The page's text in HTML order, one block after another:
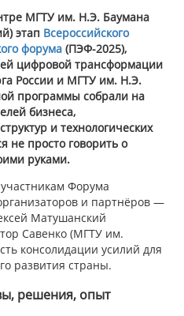
МГТУ им. Н.Э. Баумана
этап Всероссийского
форума (ПЭФ-2025),
цифровой трансформации
России и МГТУ им. Н.Э.
программы собрали на
бизнеса,
и технологических
не просто говорить о
руками.
Форума
и партнёров —
Матушанский
Савенко (МГТУ им.
консолидации усилий для
развития страны.
решения, опыт